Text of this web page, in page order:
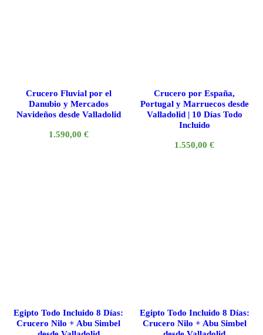
Crucero Fluvial por el
Danubio y Mercados
Navideños desde Valladolid
1.590,00 €
Crucero por España,
Portugal y Marruecos desde
Valladolid | 10 Días Todo
Incluido
1.550,00€
Egipto Todo Incluido 8 Días:
Crucero Nilo + Abu Simbel
Egipto Todo Incluido 8 Días:
Crucero Nilo + Abu Simbel